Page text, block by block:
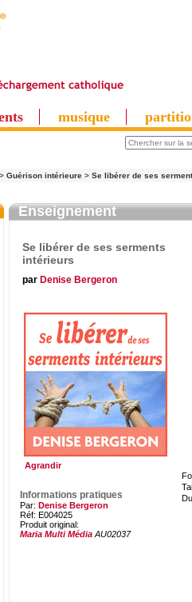
musique
> Guérison intérieure > Se libérer de ses
Enseignement
Se libérer de ses serments
intérieurs
par Denise Bergeron
Agrandir
Informations pratiques
Par: Denise Bergeron
Réf: E004025
Produit original:
Maria Multi Média AU02037